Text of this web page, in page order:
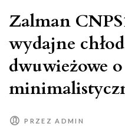
Zalman
wydajne
dwuwieżowe o
PRZEZADMIN